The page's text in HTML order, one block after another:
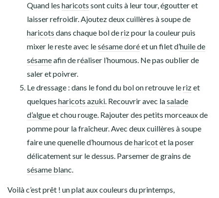
Quand les haricots sont cuits à leur tour, égoutter et
laisser refroidir. Ajoutez deux cuillères à soupe de
haricots dans chaque bol derizpour la couleur puis
mixer le reste avec lesésame doréet un filet d’huile de
sésameafin de réaliser l’houmous. Ne pas oublier de
saler et poivrer.
Le dressage : dans le fond du bol on retrouve lerizet
quelques haricots azuki. Recouvrir avec lasalade
d’algueet chou rouge. Rajouter des petits morceaux de
pomme pour la fraîcheur. Avec deux cuillères à soupe
faire une quenelle d’houmous deharicotet la poser
délicatement sur le dessus. Parsemer de grains de
sésame blanc.
Voilà c’est prêt ! un plat aux couleurs du printemps,